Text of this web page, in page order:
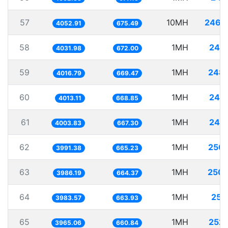
57 4052.91 675.49 10MH
58 4031.98 672.00 1MH
59 4016.79 669.47 1MH
60 4013.11 668.85 1MH
61 4003.83 667.30 1MH
62 3991.38 665.23 1MH
63 3986.19 664.37 1MH
64 3983.57 663.93 1MH
65 3965.06 660.84 1MH